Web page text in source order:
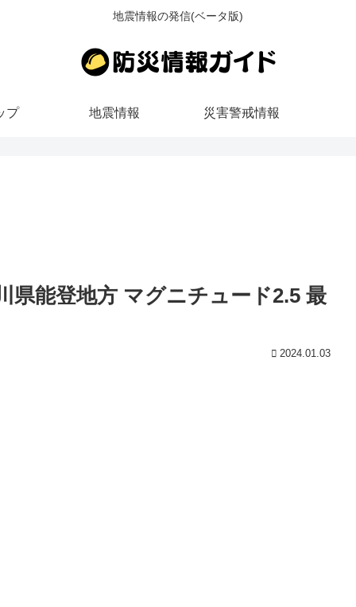
地震情報の発信(ベータ版)
プ 地震情報 災害警戒情報
県能登地方 マグニチュード2.5 最
2024.01.03